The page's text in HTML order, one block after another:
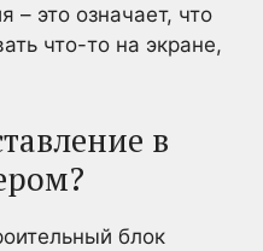
– это означает, что
что-то на экране,
в
блок